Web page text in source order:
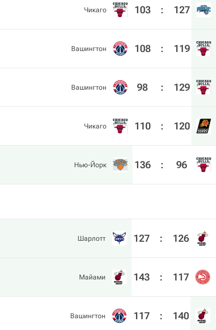
Чикаго 103 : 127
Вашингтон 108 : 119
Вашингтон 98 : 129
Чикаго 110 : 120
Нью-Йорк 136 : 96
Шарлотт 127 : 126
Майами 143 : 117
Вашингтон 117 : 140